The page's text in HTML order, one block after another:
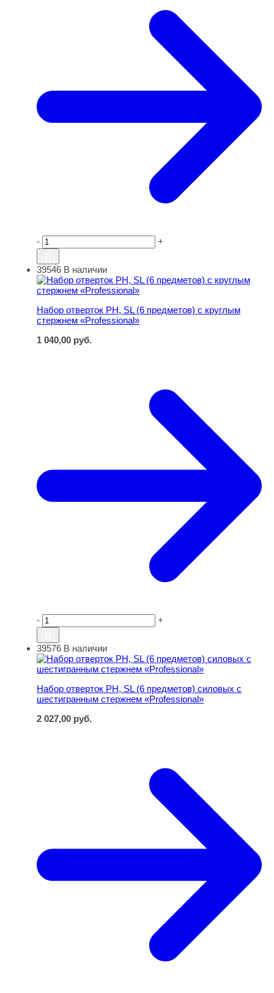
- +
Набор отверток РН, SL (6 предметов) с круглым
39546 В наличии
Набор отверток РН, SL (6 предметов) с круглым
стержнем «Professional»
1 040,00 руб.
- +
Набор отверток РН, SL (6 предметов) силовых с
39576 В наличии
Набор отверток РН, SL (6 предметов) силовых с
шестигранным стержнем «Professional»
2 027,00 руб.